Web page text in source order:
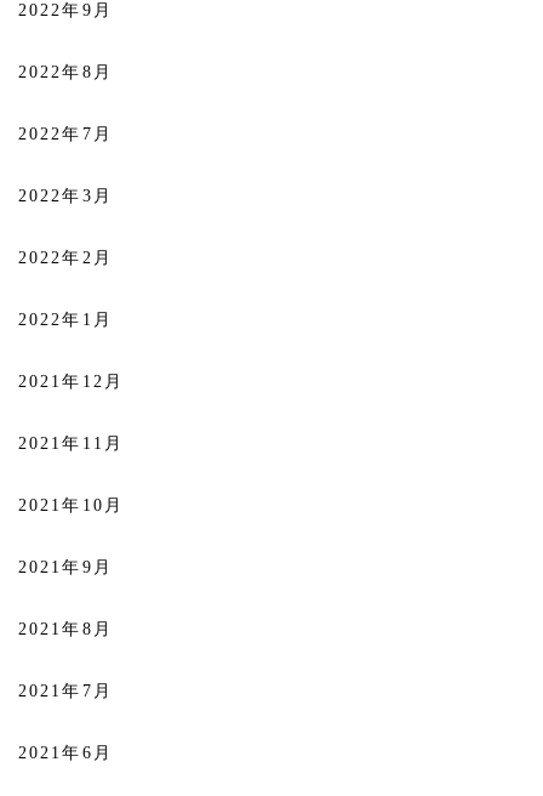
2022年9月
2022年8月
2022年7月
2022年3月
2022年2月
2022年1月
2021年12月
2021年11月
2021年10月
2021年9月
2021年8月
2021年7月
2021年6月